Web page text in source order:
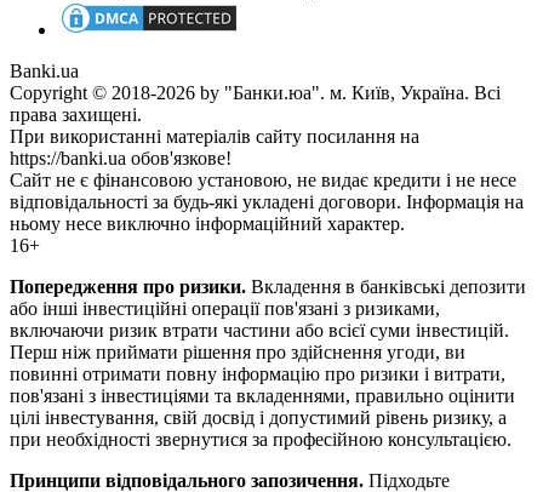
Banki.ua
Copyright © 2018-2026 by "Банки.юа". м. Київ, Україна. Всі
права захищені.
При використанні матеріалів сайту посилання на
https://banki.ua обов'язкове!
Сайт не є фінансовою установою, не видає кредити і не несе
відповідальності за будь-які укладені договори. Інформація на
ньому несе виключно інформаційний характер.
16+
Попередження про ризики. Вкладення в банківські депозити
або інші інвестиційні операції пов'язані з ризиками,
включаючи ризик втрати частини або всієї суми інвестицій.
Перш ніж приймати рішення про здійснення угоди, ви
повинні отримати повну інформацію про ризики і витрати,
пов'язані з інвестиціями та вкладеннями, правильно оцінити
цілі інвестування, свій досвід і допустимий рівень ризику, а
при необхідності звернутися за професійною консультацією.
Принципи відповідального запозичення. Підходьте